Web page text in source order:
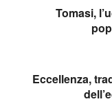
Tomasi,
Eccellenza,